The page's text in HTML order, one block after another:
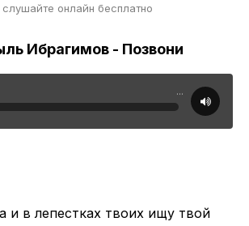
онлайн бесплатно
Ибрагимов - Позвони
...
и в лепестках твоих ищу твой